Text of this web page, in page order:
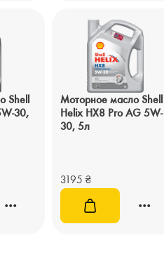
Shell
30,
Моторное масло Shell
Helix HX8 Pro AG 5W-
30, 5л
3195 ₴